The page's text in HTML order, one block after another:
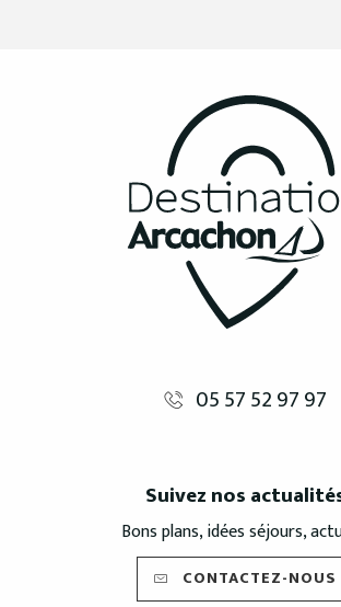
05 57 52 97 97
Suivez nos
Bons plans, idées séjours,
CONTACTEZ-NOUS